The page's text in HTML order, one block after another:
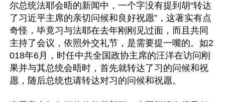
尔总统法耶会晤的新闻中，一个字没有提到胡“转达
了习近平主席的亲切问候和良好祝愿”，这著实有点
奇怪，毕竟习与法耶在去年刚刚见过面，而且共同
主持了会议，依照外交礼节，是需要提一嘴的。如2
018年6月，时任中共全国政协主席的汪洋在访问刚
果并与其总统会晤时，首先就转达了习的问候和祝
愿，随后总统也请转达对习的问候和祝愿。